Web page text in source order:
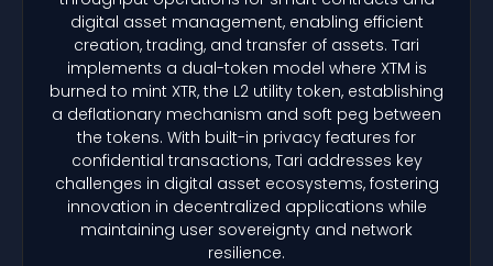
digital asset management, enabling efficient
creation, trading, and transfer of assets. Tari
implements a dual-token model where XTM is
burned to mint XTR, the L2 utility token, establishing
a deflationary mechanism and soft peg between
the tokens. With built-in privacy features for
confidential transactions, Tari addresses key
challenges in digital asset ecosystems, fostering
innovation in decentralized applications while
maintaining user sovereignty and network
resilience.